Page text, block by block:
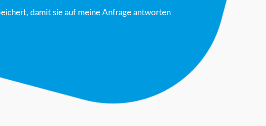
damit sie auf meine Anfrage antworten